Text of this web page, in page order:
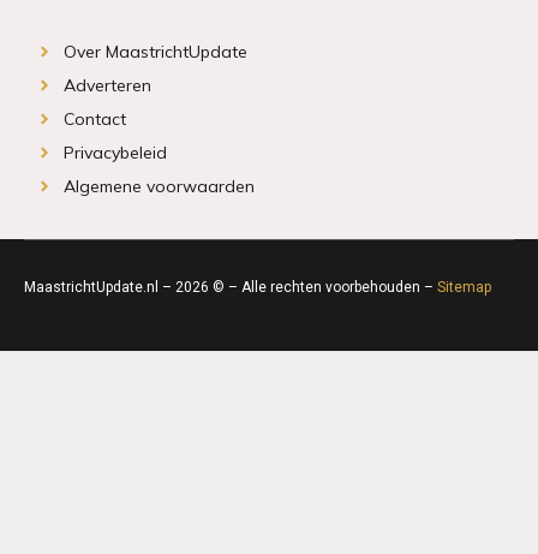
Over MaastrichtUpdate
Adverteren
Contact
Privacybeleid
Algemene voorwaarden
MaastrichtUpdate.nl – 2026 © – Alle rechten voorbehouden – Sitemap